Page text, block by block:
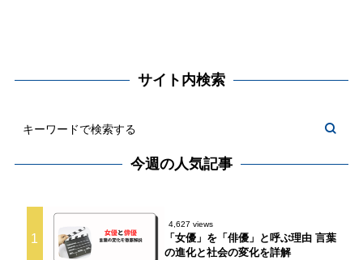
サイト内検索
今週の人気記事
1
4,627 views
「女優」を「俳優」と呼ぶ理由 言葉
の進化と社会の変化を詳解